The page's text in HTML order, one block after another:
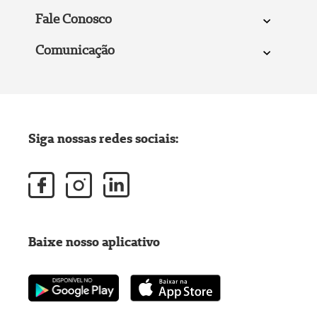
Fale Conosco
Comunicação
Siga nossas redes sociais:
Baixe nosso aplicativo